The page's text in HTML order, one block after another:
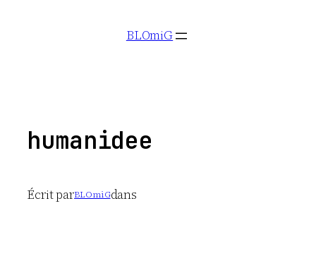
BLOmiG
humanidee
Écrit parBLOmiGdans